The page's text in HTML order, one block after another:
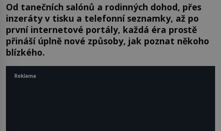
Od tanečních salónů a rodinných dohod, přes
inzeráty v tisku a telefonní seznamky, až po
první internetové portály, každá éra prostě
přináší úplně nové způsoby, jak poznat někoho
blízkého.
Reklama